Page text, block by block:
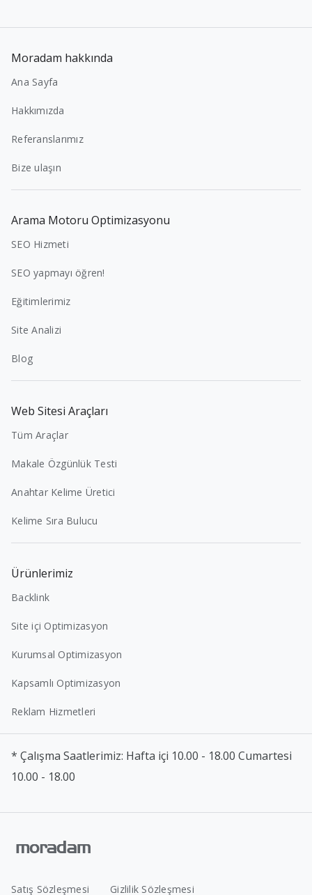
Moradam hakkında
Ana Sayfa
Hakkımızda
Referanslarımız
Bize ulaşın
Arama Motoru Optimizasyonu
SEO Hizmeti
SEO yapmayı öğren!
Eğitimlerimiz
Site Analizi
Blog
Web Sitesi Araçları
Tüm Araçlar
Makale Özgünlük Testi
Anahtar Kelime Üretici
Kelime Sıra Bulucu
Ürünlerimiz
Backlink
Site içi Optimizasyon
Kurumsal Optimizasyon
Kapsamlı Optimizasyon
Reklam Hizmetleri
* Çalışma Saatlerimiz: Hafta içi 10.00 - 18.00 Cumartesi
10.00 - 18.00
Satış Sözleşmesi Gizlilik Sözleşmesi